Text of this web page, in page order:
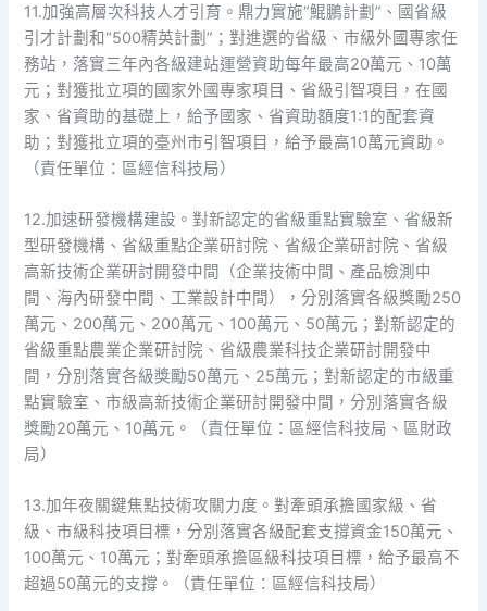
11.加強高層次科技人才引育。鼎力實施“鯤鵬計劃”、國省級
引才計劃和“500精英計劃”；對進選的省級、市級外國專家任
務站，落實三年內各級建站運營資助每年最高20萬元、10萬
元；對獲批立項的國家外國專家項目、省級引智項目，在國
家、省資助的基礎上，給予國家、省資助額度1:1的配套資
助；對獲批立項的臺州市引智項目，給予最高10萬元資助。
（責任單位：區經信科技局）
12.加速研發機構建設。對新認定的省級重點實驗室、省級新
型研發機構、省級重點企業研討院、省級企業研討院、省級
高新技術企業研討開發中間（企業技術中間、產品檢測中
間、海內研發中間、工業設計中間），分別落實各級獎勵250
萬元、200萬元、200萬元、100萬元、50萬元；對新認定的
省級重點農業企業研討院、省級農業科技企業研討開發中
間，分別落實各級獎勵50萬元、25萬元；對新認定的市級重
點實驗室、市級高新技術企業研討開發中間，分別落實各級
獎勵20萬元、10萬元。（責任單位：區經信科技局、區財政
局）
13.加年夜關鍵焦點技術攻關力度。對牽頭承擔國家級、省
級、市級科技項目標，分別落實各級配套支撐資金150萬元、
100萬元、10萬元；對牽頭承擔區級科技項目標，給予最高不
超過50萬元的支撐。（責任單位：區經信科技局）